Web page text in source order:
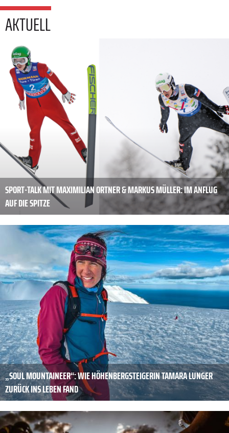
AKTUELL
SPORT-TALK MIT MAXIMILIAN ORTNER & MARKUS MÜLLER: IM ANFLUG
AUF DIE SPITZE
„SOUL MOUNTAINEER“: WIE HÖHENBERGSTEIGERIN TAMARA LUNGER
ZURÜCK INS LEBEN FAND